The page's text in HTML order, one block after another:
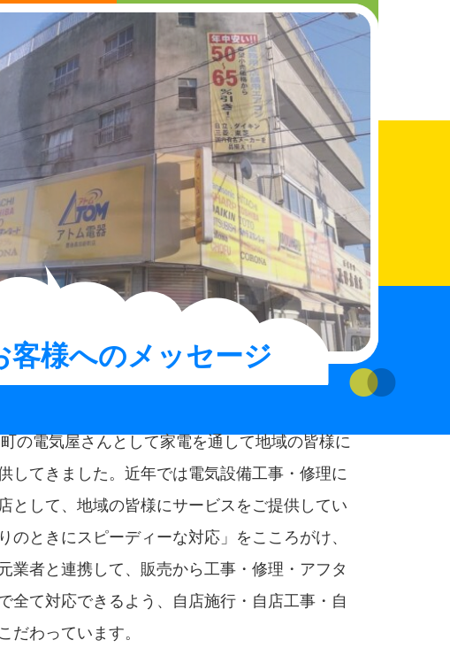
と お知らせ 店舗検索 お買得情報 お問い合わせ
いる皆さんへ まちの電器屋さんになりたい人へ
客様へのメッセージ
の電気屋さんとして家電を通して地域の皆様に
してきました。近年では電気設備工事・修理に
として、地域の皆様にサービスをご提供してい
のときにスピーディーな対応」をこころがけ、
業者と連携して、販売から工事・修理・アフタ
全て対応できるよう、自店施行・自店工事・自
だわっています。